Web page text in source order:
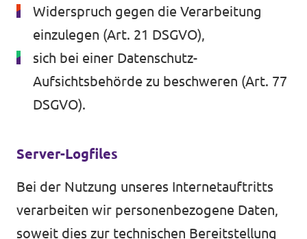
Widerspruch gegen die Verarbeitung
einzulegen (Art. 21 DSGVO),
sich bei einer Datenschutz-
Aufsichtsbehörde zu beschweren (Art. 77
DSGVO).
Server-Logfiles
Bei der Nutzung unseres Internetauftritts
verarbeiten wir personenbezogene Daten,
soweit dies zur technischen Bereitstellung